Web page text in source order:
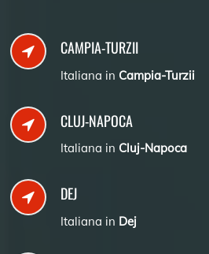
CAMPIA-TURZII
Italiana in Campia-Turzii
CLUJ-NAPOCA
Italiana in Cluj-Napoca
DEJ
Italiana in Dej